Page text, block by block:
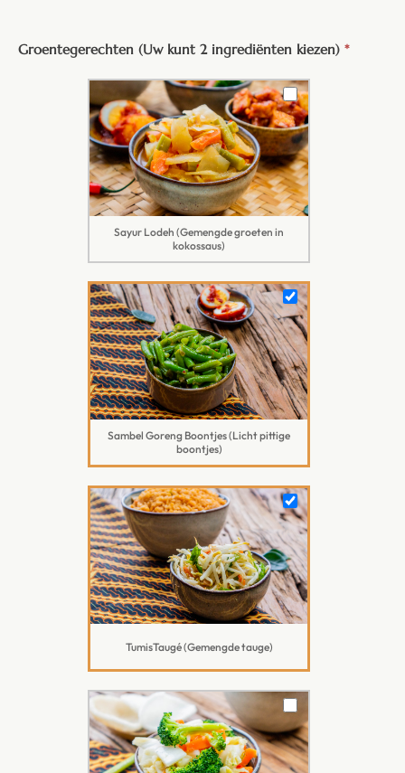
Groentegerechten (Uw kunt 2 ingrediënten kiezen) *
Sayur Lodeh (Gemengde groeten in
kokossaus)
Sambel Goreng Boontjes (Licht pittige
boontjes)
TumisTaugé (Gemengde tauge)